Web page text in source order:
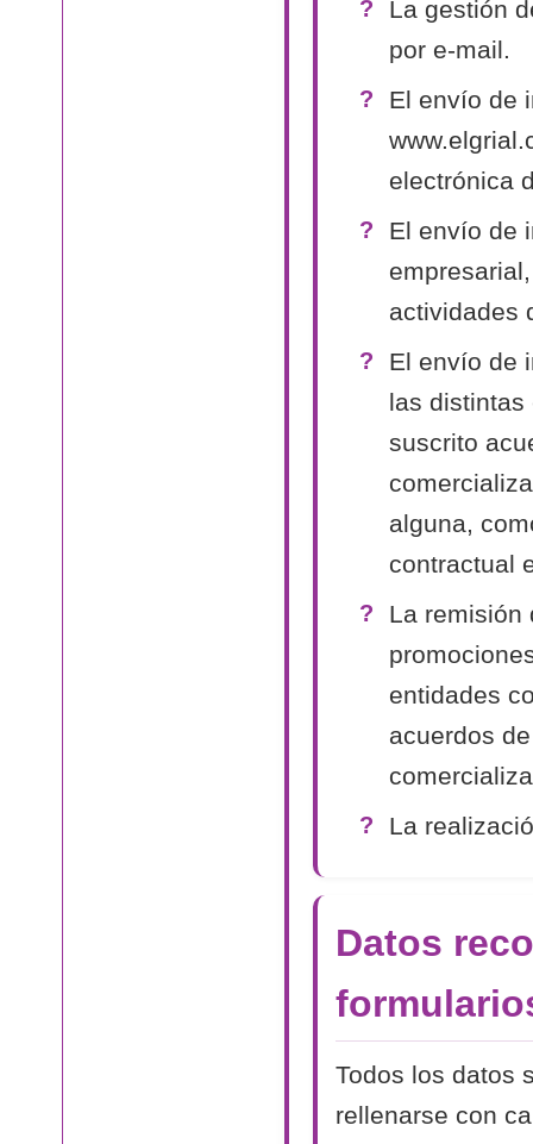
La gestión
por e-mail.
El envío de
electrónica
El envío de
actividades
El envío de
las distintas
suscrito
alguna,
contractual
La remisión
entidades
acuerdos
La
Datos
Todos los datos
rellenarse con